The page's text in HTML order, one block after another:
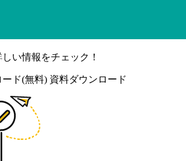
い情報をチェック！
ド(無料) 資料ダウンロード